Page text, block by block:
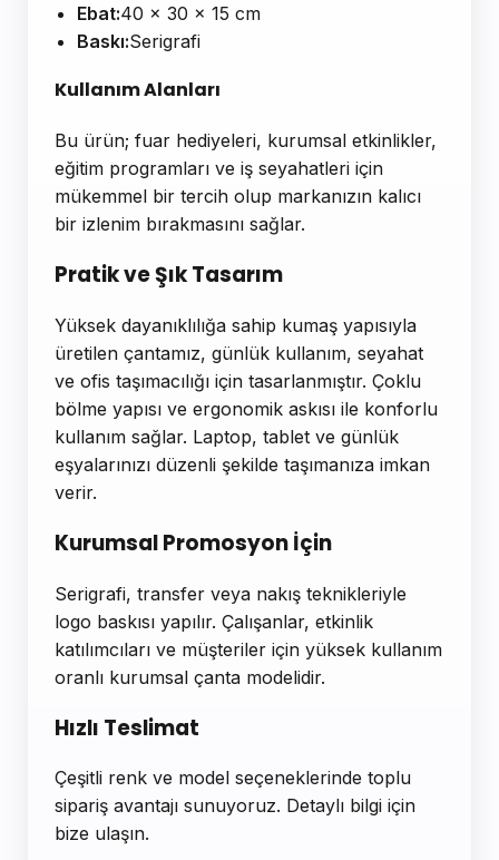
Ebat:40 x 30 x 15 cm
Baskı:Serigrafi
Kullanım Alanları
Bu ürün; fuar hediyeleri, kurumsal etkinlikler,
eğitim programları ve iş seyahatleri için
mükemmel bir tercih olup markanızın kalıcı
bir izlenim bırakmasını sağlar.
Pratik ve Şık Tasarım
Yüksek dayanıklılığa sahip kumaş yapısıyla
üretilen çantamız, günlük kullanım, seyahat
ve ofis taşımacılığı için tasarlanmıştır. Çoklu
bölme yapısı ve ergonomik askısı ile konforlu
kullanım sağlar. Laptop, tablet ve günlük
eşyalarınızı düzenli şekilde taşımanıza imkan
verir.
Kurumsal Promosyon İçin
Serigrafi, transfer veya nakış teknikleriyle
logo baskısı yapılır. Çalışanlar, etkinlik
katılımcıları ve müşteriler için yüksek kullanım
oranlı kurumsal çanta modelidir.
Hızlı Teslimat
Çeşitli renk ve model seçeneklerinde toplu
sipariş avantajı sunuyoruz. Detaylı bilgi için
bize ulaşın.